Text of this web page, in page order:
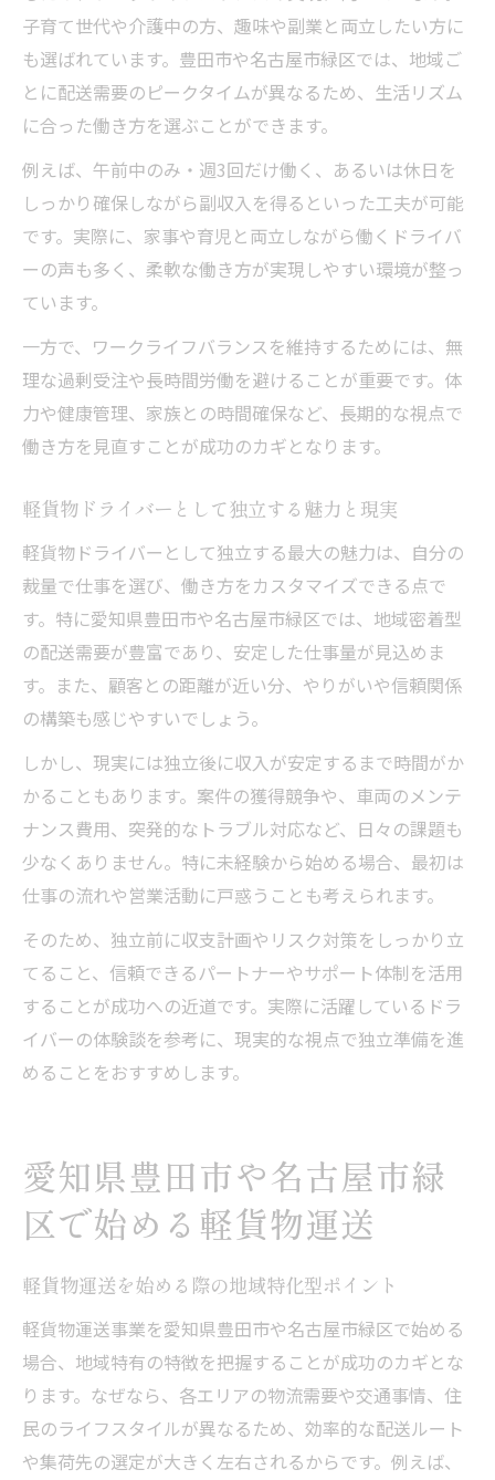
子育て世代や介護中の方、趣味や副業と両立したい方に
も選ばれています。豊田市や名古屋市緑区では、地域ご
とに配送需要のピークタイムが異なるため、生活リズム
に合った働き方を選ぶことができます。
例えば、午前中のみ・週3回だけ働く、あるいは休日を
しっかり確保しながら副収入を得るといった工夫が可能
です。実際に、家事や育児と両立しながら働くドライバ
ーの声も多く、柔軟な働き方が実現しやすい環境が整っ
ています。
一方で、ワークライフバランスを維持するためには、無
理な過剰受注や長時間労働を避けることが重要です。体
力や健康管理、家族との時間確保など、長期的な視点で
働き方を見直すことが成功のカギとなります。
軽貨物ドライバーとして独立する魅力と現実
軽貨物ドライバーとして独立する最大の魅力は、自分の
裁量で仕事を選び、働き方をカスタマイズできる点で
す。特に愛知県豊田市や名古屋市緑区では、地域密着型
の配送需要が豊富であり、安定した仕事量が見込めま
す。また、顧客との距離が近い分、やりがいや信頼関係
の構築も感じやすいでしょう。
しかし、現実には独立後に収入が安定するまで時間がか
かることもあります。案件の獲得競争や、車両のメンテ
ナンス費用、突発的なトラブル対応など、日々の課題も
少なくありません。特に未経験から始める場合、最初は
仕事の流れや営業活動に戸惑うことも考えられます。
そのため、独立前に収支計画やリスク対策をしっかり立
てること、信頼できるパートナーやサポート体制を活用
することが成功への近道です。実際に活躍しているドラ
イバーの体験談を参考に、現実的な視点で独立準備を進
めることをおすすめします。
愛知県豊田市や名古屋市緑
区で始める軽貨物運送
軽貨物運送を始める際の地域特化型ポイント
軽貨物運送事業を愛知県豊田市や名古屋市緑区で始める
場合、地域特有の特徴を把握することが成功のカギとな
ります。なぜなら、各エリアの物流需要や交通事情、住
民のライフスタイルが異なるため、効率的な配送ルート
や集荷先の選定が大きく左右されるからです。例えば、